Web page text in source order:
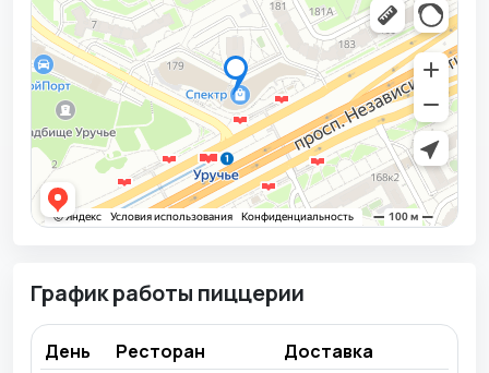
График работы пиццерии
День Ресторан
Доставка